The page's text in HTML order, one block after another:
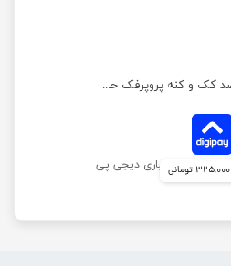
شامپو سگ و گربه ضد کک و کنه پروپرفک حجم 250 میلی لیتر
325,000 تومانی